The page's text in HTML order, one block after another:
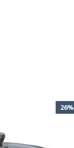
26%